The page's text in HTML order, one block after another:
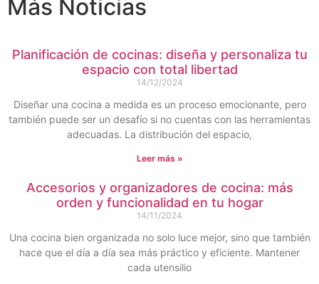
Más Noticias
Planificación de cocinas: diseña y personaliza tu
espacio con total libertad
14/12/2024
Diseñar una cocina a medida es un proceso emocionante, pero
también puede ser un desafío si no cuentas con las herramientas
adecuadas. La distribución del espacio,
Leer más »
Accesorios y organizadores de cocina: más
orden y funcionalidad en tu hogar
14/11/2024
Una cocina bien organizada no solo luce mejor, sino que también
hace que el día a día sea más práctico y eficiente. Mantener
cada utensilio